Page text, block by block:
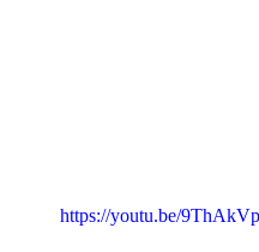
https://youtu.be/